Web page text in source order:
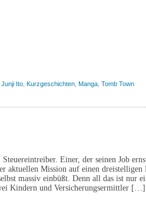
Junji Ito Kurzgeschichten Manga Tomb Town
Einer, der seinen Job
aktuellen Mission auf einen
massiv einbüßt. Denn all das ist nur
Kindern und Versicherungsermittler […]